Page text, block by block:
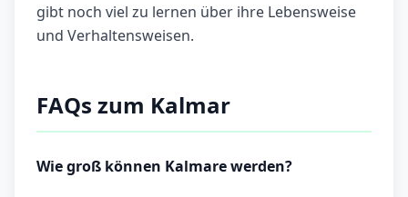
gibt noch viel zu lernen über ihre Lebensweise
und Verhaltensweisen.
FAQs zum Kalmar
Wie groß können Kalmare werden?